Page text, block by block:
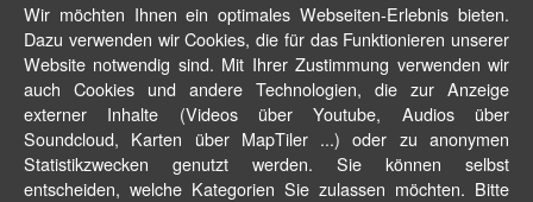
Wir möchten Ihnen ein optimales Webseiten-Erlebnis bieten.
Dazu verwenden wir Cookies, die für das Funktionieren unserer
Website notwendig sind. Mit Ihrer Zustimmung verwenden wir
auch Cookies und andere Technologien, die zur Anzeige
externer Inhalte (Videos über Youtube, Audios über
Soundcloud, Karten über MapTiler ...) oder zu anonymen
Statistikzwecken genutzt werden. Sie können selbst
entscheiden, welche Kategorien Sie zulassen möchten. Bitte